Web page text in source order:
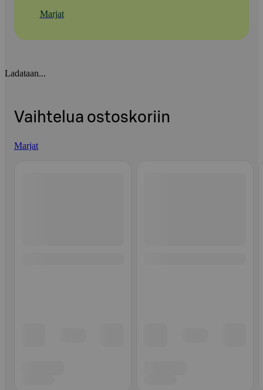
Marjat
Ladataan...
Vaihtelua ostoskoriin
Marjat